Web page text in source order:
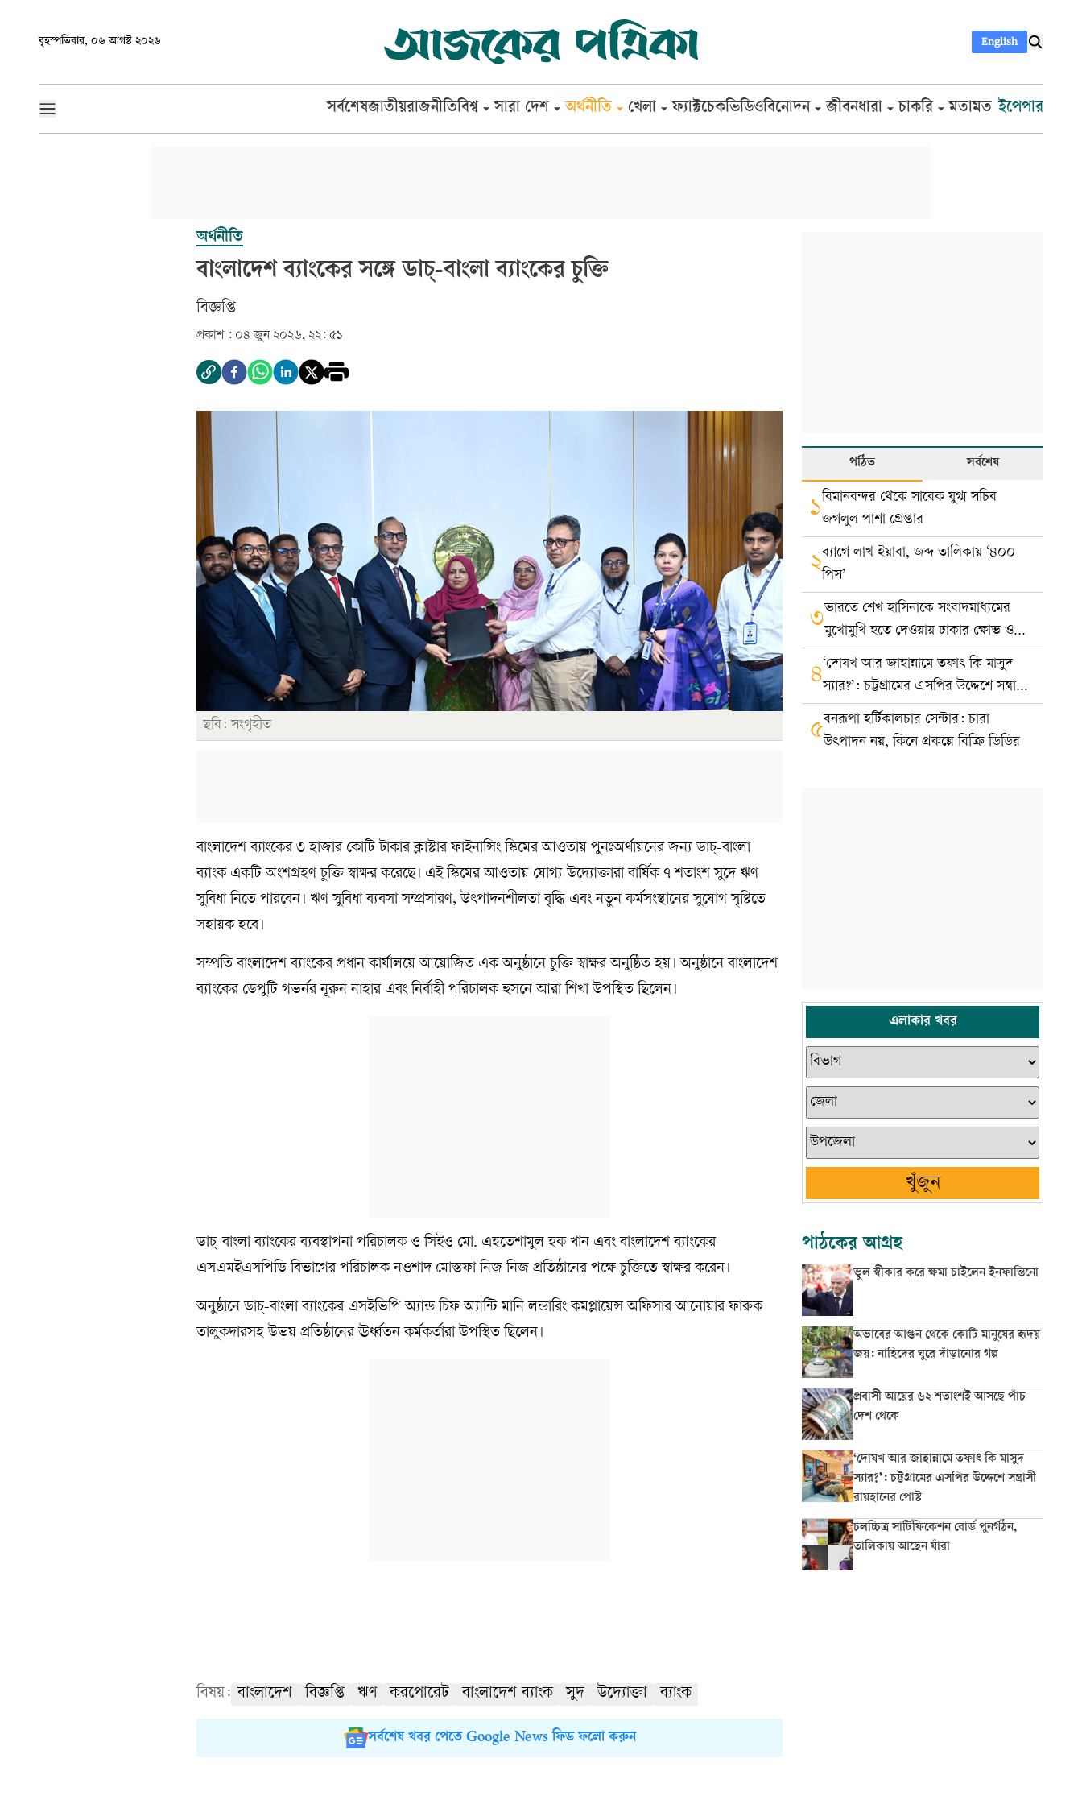
বৃহস্পতিবার, ০৬ আগস্ট ২০২৬ English
সর্বশেষজাতীয়রাজনীতিবিশ্ব সারা দেশ অর্থনীতি খেলা ফ্যাক্টচেকভিডিওবিনোদন জীবনধারা চাকরি মতামত ইপেপার
অর্থনীতি
বাংলাদেশ ব্যাংকের সঙ্গে ডাচ্-বাংলা ব্যাংকের চুক্তি
বিজ্ঞপ্তি
প্রকাশ : ০৪ জুন ২০২৬, ২২: ৫১
ছবি: সংগৃহীত
বাংলাদেশ ব্যাংকের ৩ হাজার কোটি টাকার ক্লাস্টার ফাইনান্সিং স্কিমের আওতায় পুনঃঅর্থায়নের জন্য ডাচ্-বাংলা
ব্যাংক একটি অংশগ্রহণ চুক্তি স্বাক্ষর করেছে। এই স্কিমের আওতায় যোগ্য উদ্যোক্তারা বার্ষিক ৭ শতাংশ সুদে ঋণ
সুবিধা নিতে পারবেন। ঋণ সুবিধা ব্যবসা সম্প্রসারণ, উৎপাদনশীলতা বৃদ্ধি এবং নতুন কর্মসংস্থানের সুযোগ সৃষ্টিতে
সহায়ক হবে।
সম্প্রতি বাংলাদেশ ব্যাংকের প্রধান কার্যালয়ে আয়োজিত এক অনুষ্ঠানে চুক্তি স্বাক্ষর অনুষ্ঠিত হয়। অনুষ্ঠানে বাংলাদেশ
ব্যাংকের ডেপুটি গভর্নর নূরুন নাহার এবং নির্বাহী পরিচালক হুসনে আরা শিখা উপস্থিত ছিলেন।
ডাচ্-বাংলা ব্যাংকের ব্যবস্থাপনা পরিচালক ও সিইও মো. এহতেশামুল হক খান এবং বাংলাদেশ ব্যাংকের
এসএমইএসপিডি বিভাগের পরিচালক নওশাদ মোস্তফা নিজ নিজ প্রতিষ্ঠানের পক্ষে চুক্তিতে স্বাক্ষর করেন।
অনুষ্ঠানে ডাচ্-বাংলা ব্যাংকের এসইভিপি অ্যান্ড চিফ অ্যান্টি মানি লন্ডারিং কমপ্লায়েন্স অফিসার আনোয়ার ফারুক
তালুকদারসহ উভয় প্রতিষ্ঠানের ঊর্ধ্বতন কর্মকর্তারা উপস্থিত ছিলেন।
বিষয়: বাংলাদেশ বিজ্ঞপ্তি ঋণ করপোরেট বাংলাদেশ ব্যাংক সুদ উদ্যোক্তা ব্যাংক
সর্বশেষ খবর পেতে Google News ফিড ফলো করুন
পঠিত সর্বশেষ
১বিমানবন্দর থেকে সাবেক যুগ্ম সচিব
জগলুল পাশা গ্রেপ্তার
২ব্যাগে লাখ ইয়াবা, জব্দ তালিকায় ‘৪০০
পিস’
৩ভারতে শেখ হাসিনাকে সংবাদমাধ্যমের
মুখোমুখি হতে দেওয়ায় ঢাকার ক্ষোভ ও
প্রতিবাদ
৪‘দোযখ আর জাহান্নামে তফাৎ কি মাসুদ
স্যার?’: চট্টগ্রামের এসপির উদ্দেশে সন্ত্রাসী
রায়হানের পোস্ট
৫বনরূপা হর্টিকালচার সেন্টার: চারা
উৎপাদন নয়, কিনে প্রকল্পে বিক্রি ডিডির
এলাকার খবর
খুঁজুন
পাঠকের আগ্রহ
ভুল স্বীকার করে ক্ষমা চাইলেন ইনফান্তিনো
অভাবের আগুন থেকে কোটি মানুষের হৃদয়
জয়: নাহিদের ঘুরে দাঁড়ানোর গল্প
প্রবাসী আয়ের ৬২ শতাংশই আসছে পাঁচ
দেশ থেকে
‘দোযখ আর জাহান্নামে তফাৎ কি মাসুদ
স্যার?’: চট্টগ্রামের এসপির উদ্দেশে সন্ত্রাসী
রায়হানের পোস্ট
চলচ্চিত্র সার্টিফিকেশন বোর্ড পুনর্গঠন,
তালিকায় আছেন যাঁরা